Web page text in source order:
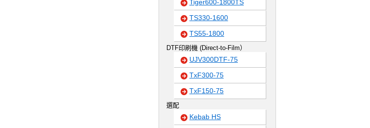
Tiger600-1800TS
TS330-1600
TS55-1800
DTF印刷機 (Direct-to-Film）
UJV300DTF-75
TxF300-75
TxF150-75
選配
Kebab HS